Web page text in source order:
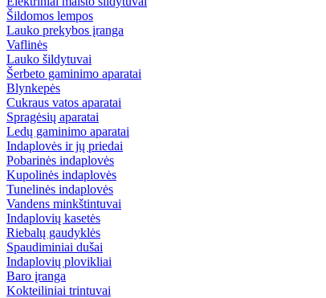
Šildomos lempos
Lauko prekybos įranga
Vaflinės
Lauko šildytuvai
Šerbeto gaminimo aparatai
Blynkepės
Cukraus vatos aparatai
Spragėsių aparatai
Ledų gaminimo aparatai
Indaplovės ir jų priedai
Pobarinės indaplovės
Kupolinės indaplovės
Tunelinės indaplovės
Vandens minkštintuvai
Indaplovių kasetės
Riebalų gaudyklės
Spaudiminiai dušai
Indaplovių plovikliai
Baro įranga
Kokteiliniai trintuvai